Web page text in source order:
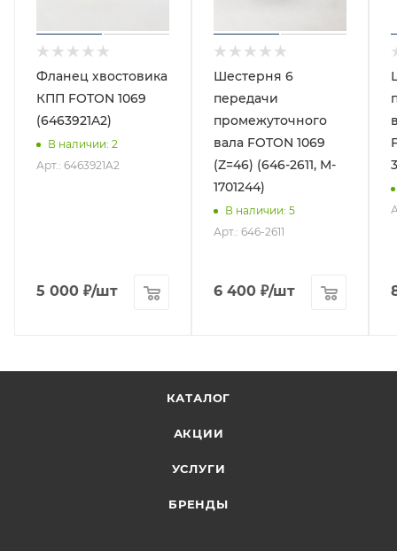
Фланец хвостовика
КПП FOTON 1069
(6463921A2)
В наличии: 2
Арт.: 6463921A2
5 000 ₽/шт
Шестерня 6
передачи
промежуточного
вала FOTON 1069
(Z=46) (646-2611, M-
1701244)
В наличии: 5
Арт.: 646-2611
6 400 ₽/шт
КАТАЛОГ
АКЦИИ
УСЛУГИ
БРЕНДЫ